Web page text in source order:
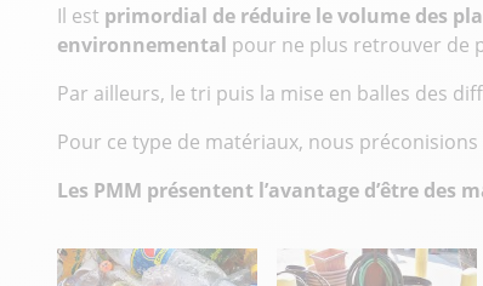
Il est primordial de réduire le volume des
environnemental pour ne plus retrouver de
Par ailleurs, le tri puis la mise en balles des
Pour ce type de matériaux, nous préconisions
Les PMM présentent l’avantage d’être